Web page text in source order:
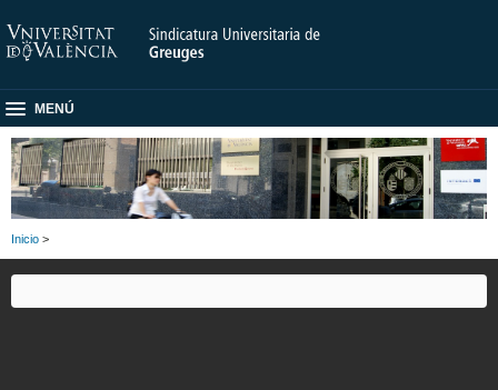
MENÚ
Inicio >